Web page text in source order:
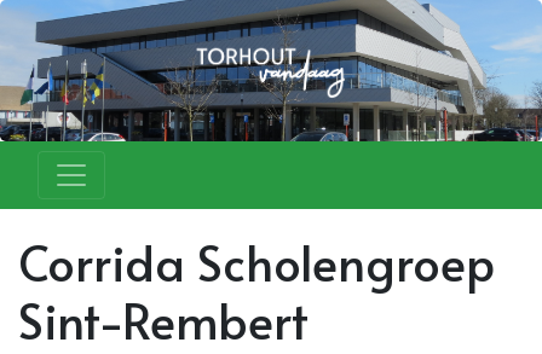
Corrida Scholengroep
Sint-Rembert